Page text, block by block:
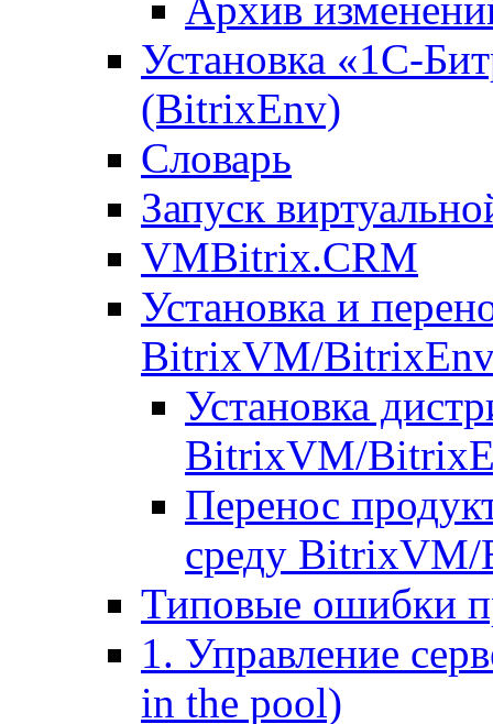
Установка «1С-
(BitrixEnv)
Словарь
Запуск
VMBitrix.CRM
Установка и
BitrixVM/
Установка
BitrixVM/
Перенос
среду
Типовые ошибки
1. Управление
in the pool)